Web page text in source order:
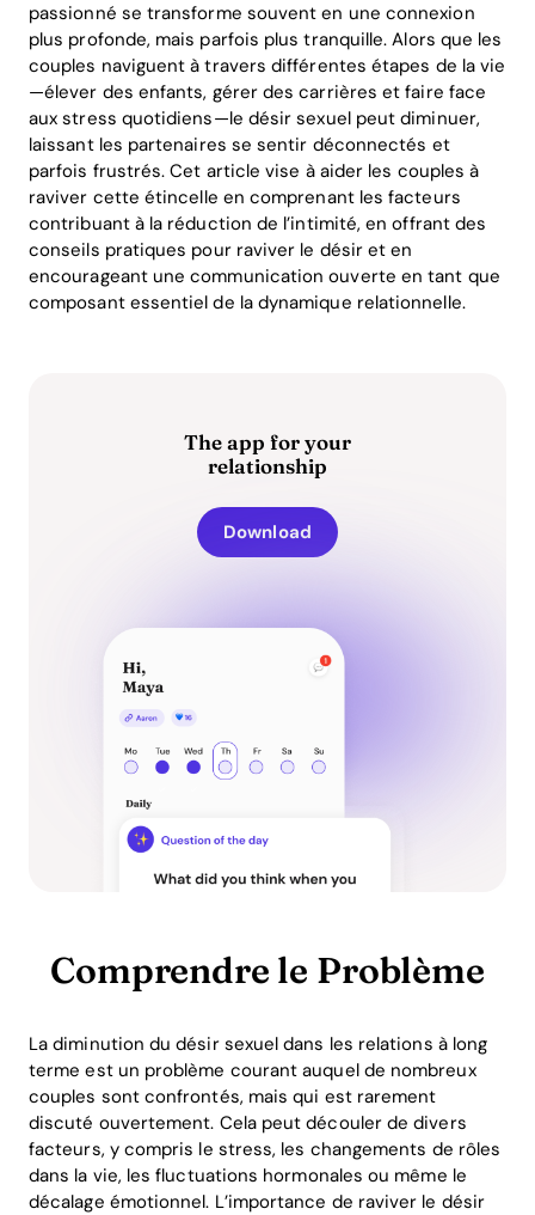
passionné se transforme souvent en une connexion
plus profonde, mais parfois plus tranquille. Alors que les
couples naviguent à travers différentes étapes de la vie
—élever des enfants, gérer des carrières et faire face
aux stress quotidiens—le désir sexuel peut diminuer,
laissant les partenaires se sentir déconnectés et
parfois frustrés. Cet article vise à aider les couples à
raviver cette étincelle en comprenant les facteurs
contribuant à la réduction de l’intimité, en offrant des
conseils pratiques pour raviver le désir et en
encourageant une communication ouverte en tant que
composant essentiel de la dynamique relationnelle.
The app for your
relationship
Download
Comprendre le Problème
La diminution du désir sexuel dans les relations à long
terme est un problème courant auquel de nombreux
couples sont confrontés, mais qui est rarement
discuté ouvertement. Cela peut découler de divers
facteurs, y compris le stress, les changements de rôles
dans la vie, les fluctuations hormonales ou même le
décalage émotionnel. L’importance de raviver le désir